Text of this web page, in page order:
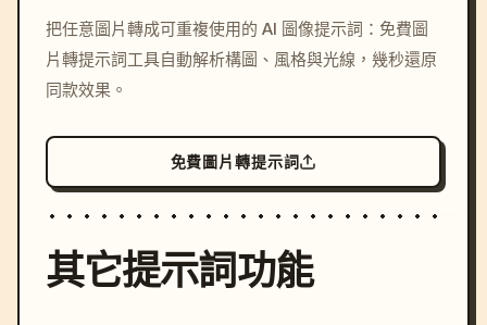
c, cyberpunk sunset, neon
colors, 8k --v 6.0
把任意圖片轉成可重複使用的 AI 圖像提示詞：免費圖
片轉提示詞工具自動解析構圖、風格與光線，幾秒還原
同款效果。
免費圖片轉提示詞
其它提示詞功能